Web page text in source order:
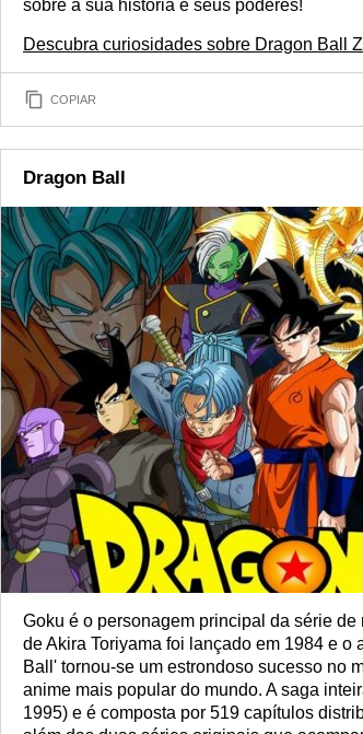
sobre a sua história e seus poderes!
Descubra curiosidades sobre Dragon Ball Z
COPIAR
Dragon Ball
Goku é o personagem principal da série
de Akira Toriyama foi lançado em 1984 e o
Ball' tornou-se um estrondoso sucesso no
anime mais popular do mundo. A saga
1995) e é composta por 519 capítulos